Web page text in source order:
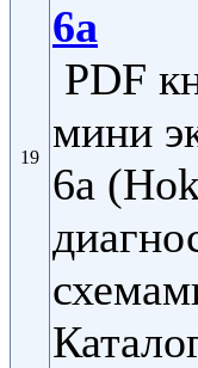
19
6a
PDF
мини
6a